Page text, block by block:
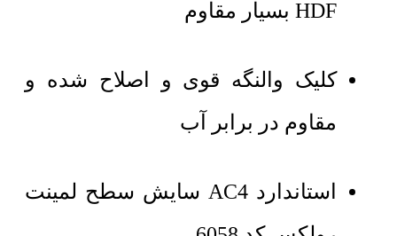
HDF بسیار مقاوم
کلیک والنگه قوی و اصلاح شده و
مقاوم در برابر آب
استاندارد AC4 سایش سطح لمینت